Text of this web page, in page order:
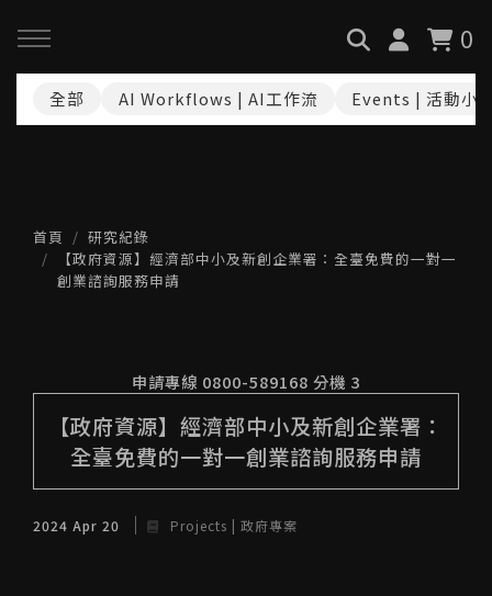
0
回主選單
最新消息
品牌故事
執行實績
回主選單
AiGC學院
課程 & 活動
回主選單
小型人力提升計畫申請
大型人力提升計畫申請
止)
創業顧問免費諮詢申請
全部 AI Workflows | AI工作流 Events | 活動小
首頁
研究紀錄
【政府資源】經濟部中小及新創企業署：全臺免費的一對一
創業諮詢服務申請
申請專線 0800-589168 分機 3
【政府資源】經濟部中小及新創企業署：
全臺免費的一對一創業諮詢服務申請
2024 Apr 20 Projects | 政府專案